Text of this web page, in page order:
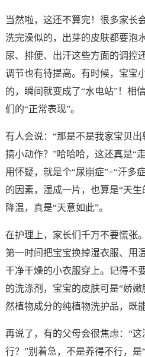
当然啦，这还不算完！很多家长
洗完澡似的，出芽的皮肤都要泡
尿、排便、出汗这些方面的调控
调节也有待提高。有时候，宝宝
的，瞬间就变成了“水电站”！相
们的“正常表现”。
有人会说：“那是不是我家宝贝
搞小动作？”哈哈哈，这还真是“
用怀疑，就是个“尿崩症”+“汗多
的因素，湿成一片，也算是“天
降温，真是“天意如此”。
在护理上，家长们千万不要慌张
第一时间把宝宝换掉湿衣服、用
干净干燥的小衣服穿上。记得不
的洗涤剂，宝宝的皮肤可是“娇
然植物成分的纯植物洗护品，既
再说了，有的父母会很焦虑：“
行？”别着急，不是养得不行，